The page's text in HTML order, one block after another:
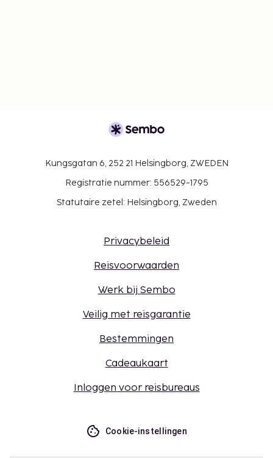
Kungsgatan 6, 252 21 Helsingborg, ZWEDEN
Registratie nummer: 556529-1795
Statutaire zetel: Helsingborg, Zweden
Privacybeleid
Reisvoorwaarden
Werk bij Sembo
Veilig met reisgarantie
Bestemmingen
Cadeaukaart
Inloggen voor reisbureaus
Cookie-instellingen